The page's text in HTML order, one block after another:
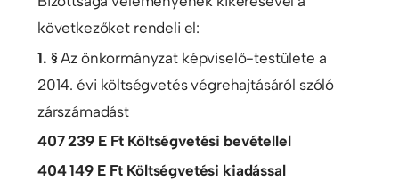
következőket rendeli el:
1. §Az önkormányzat képviselő-testülete a
2014. évi költségvetés végrehajtásáról szóló
zárszámadást
407 239 E Ft Költségvetési bevétellel
404 149 E Ft Költségvetési kiadással